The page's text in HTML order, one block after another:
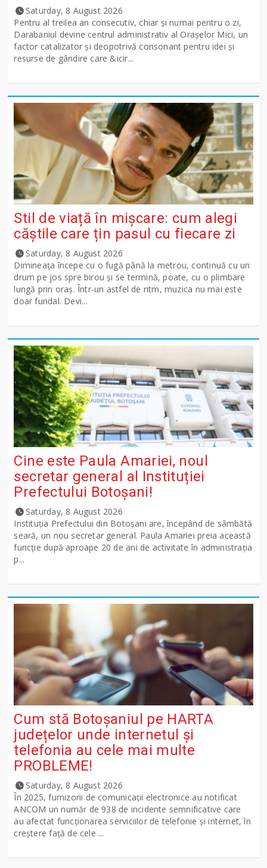
Saturday, 8 August 2026
Pentru al treilea an consecutiv, chiar și numai pentru o zi,
Darabaniul devine centrul administrativ al Orașelor Mici, un
factor catalizator și deopotrivă consonant pentru idei și
resurse de gândire care &icir...
Stil de viață în mișcare: cum alegi
căștile care țin pasul cu fiecare zi
Saturday, 8 August 2026
Dimineața începe cu o fugă până la metrou, continuă cu un
drum pe jos spre birou și se termină, poate, cu o plimbare
lungă prin oraș. Într-un astfel de ritm, muzica nu mai este
doar fundal. Devi...
Cine este Paula Amariei, noul
secretar general al Instituției
Prefectului Botoșani!
Saturday, 8 August 2026
Instituția Prefectului din Botoșani are, începând de sâmbătă
seară, un nou secretar general. Paula Amariei preia această
funcție după aproape 20 de ani de activitate în administrația
p...
Cum stă Botoșaniul pe HARTA
județelor unde internetul și
telefonia au cele mai multe
PROBLEME!
Saturday, 8 August 2026
În 2025, furnizorii de comunicații electronice au notificat
ANCOM un număr de 938 de incidente semnificative care
au afectat funcționarea serviciilor de telefonie și internet, în
creștere față de cele ...